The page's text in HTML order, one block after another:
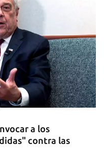
de dos salarios
a los
contra las